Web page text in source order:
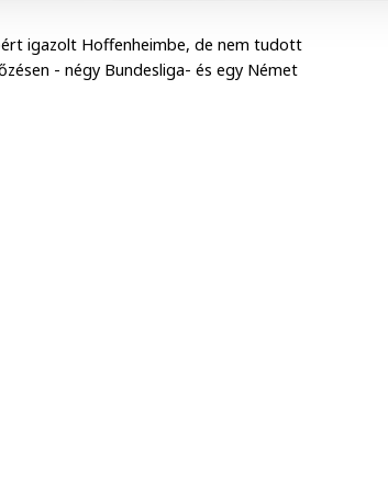
igazolt Hoffenheimbe, de nem tudott
- négy Bundesliga- és egy Német